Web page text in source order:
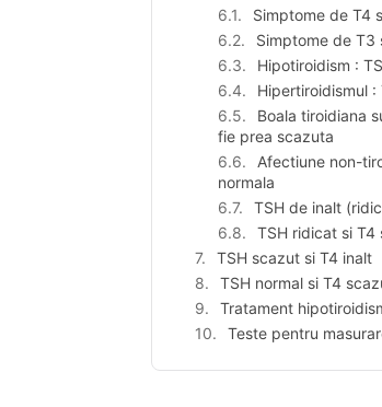
Simptome de T4
Simptome de T3
Hipotiroidism :
Hipertiroidismul
Boala tiroidiana
fie prea scazuta
Afectiune non-
normala
TSH de inalt
TSH ridicat si T4
TSH scazut si T4 inalt
TSH normal si T4
Tratament
Teste pentru